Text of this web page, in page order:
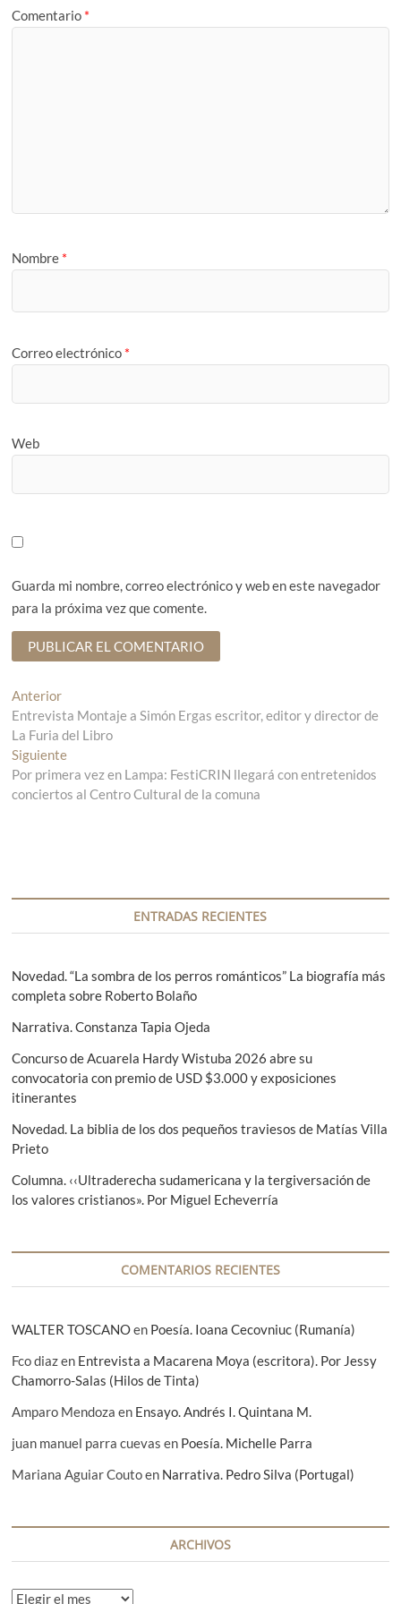
Comentario *
Nombre *
Correo electrónico *
Web
Guarda mi nombre, correo electrónico y web en este navegador
para la próxima vez que comente.
N
a
v
e
i
ó
d
e
n
t
r
a
d
a
s
Anterior
n
t
r
a
d
i
r
:
Entrevista Montaje a Simón Ergas escritor, editor y director de
La Furia del Libro
Siguiente
n
t
g
i
e
t
Por primera vez en Lampa: FestiCRIN llegará con entretenidos
conciertos al Centro Cultural de la comuna
ENTRADAS RECIENTES
Novedad. “La sombra de los perros románticos” La biografía más
completa sobre Roberto Bolaño
Narrativa. Constanza Tapia Ojeda
Concurso de Acuarela Hardy Wistuba 2026 abre su
convocatoria con premio de USD $3.000 y exposiciones
itinerantes
Novedad. La biblia de los dos pequeños traviesos de Matías Villa
Prieto
Columna. ‹‹Ultraderecha sudamericana y la tergiversación de
los valores cristianos». Por Miguel Echeverría
COMENTARIOS RECIENTES
WALTER TOSCANOen Poesía. Ioana Cecovniuc (Rumanía)
Fco diazen Entrevista a Macarena Moya (escritora). Por Jessy
Chamorro-Salas (Hilos de Tinta)
Amparo Mendoza en Ensayo. Andrés I. Quintana M.
juan manuel parra cuevas en Poesía. Michelle Parra
Mariana Aguiar Coutoen Narrativa. Pedro Silva (Portugal)
ARCHIVOS
A